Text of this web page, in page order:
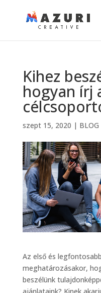
Kihez
hogyan írj
szept 15, 2020 | BLOG
Az első és
meghatározásakor,
beszélünk